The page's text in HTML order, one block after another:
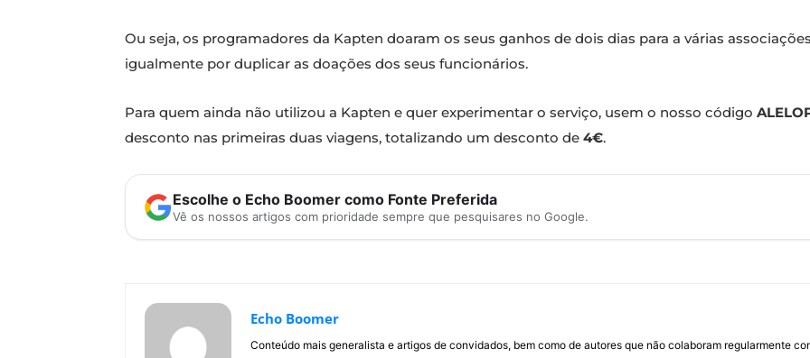
Ou seja, os programadores da Kapten doaram os seus ganhos de dois dias para a várias
igualmente por duplicar as doações dos seus funcionários.
Para quem ainda não utilizou a Kapten e quer experimentar o serviço, usem o nosso código
desconto nas primeiras duas viagens, totalizando um desconto de 4€.
Escolhe o Echo Boomer como Fonte Preferida
Vê os nossos artigos com prioridade sempre que pesquisares no Google.
Echo Boomer
Conteúdo mais generalista e artigos de convidados, bem como de autores que não colaboram regularmente